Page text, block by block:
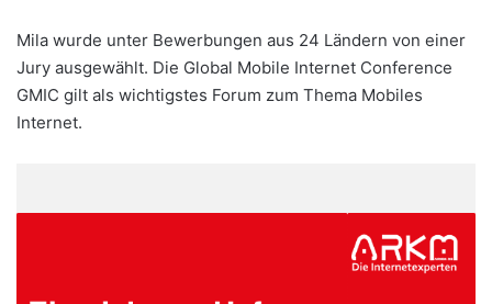
Mila wurde unter Bewerbungen aus 24 Ländern von einer
Jury ausgewählt. Die Global Mobile Internet Conference
GMIC gilt als wichtigstes Forum zum Thema Mobiles
Internet.